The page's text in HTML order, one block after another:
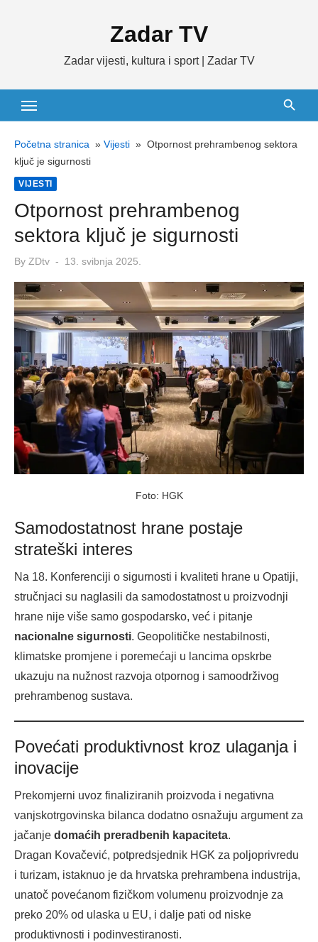
Zadar TV
Zadar vijesti, kultura i sport | Zadar TV
Početna stranica » Vijesti » Otpornost prehrambenog sektora
ključ je sigurnosti
VIJESTI
Otpornost prehrambenog
sektora ključ je sigurnosti
By ZDtv
Posted
13. svibnja 2025.
Foto: HGK
Samodostatnost hrane postaje
strateški interes
Na 18. Konferenciji o sigurnosti i kvaliteti hrane u Opatiji,
stručnjaci su naglasili da samodostatnost u proizvodnji
hrane nije više samo gospodarsko, već i pitanje
nacionalne sigurnosti. Geopolitičke nestabilnosti,
klimatske promjene i poremećaji u lancima opskrbe
ukazuju na nužnost razvoja otpornog i samoodrživog
prehrambenog sustava.
Povećati produktivnost kroz ulaganja i
inovacije
Prekomjerni uvoz finaliziranih proizvoda i negativna
vanjskotrgovinska bilanca dodatno osnažuju argument za
jačanje domaćih preradbenih kapaciteta.
Dragan Kovačević, potpredsjednik HGK za poljoprivredu
i turizam, istaknuo je da hrvatska prehrambena industrija,
unatoč povećanom fizičkom volumenu proizvodnje za
preko 20% od ulaska u EU, i dalje pati od niske
produktivnosti i podinvestiranosti.